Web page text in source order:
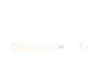
Découvrir